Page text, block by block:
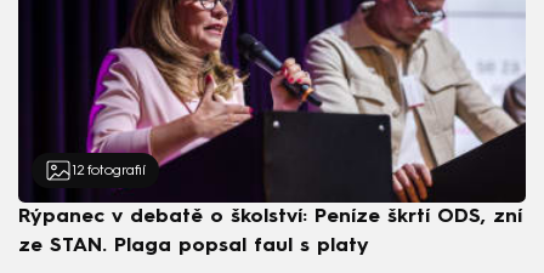
12 fotografií
Rýpanec v debatě o školství: Peníze škrtí ODS, zní
ze STAN. Plaga popsal faul s platy